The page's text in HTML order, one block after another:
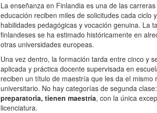
La enseñanza en Finlandia es una de las
educación reciben miles de solicitudes cada
habilidades pedagógicas y vocación genuina. La
finlandeses se ha estimado históricamente en
otras universidades europeas.
Una vez dentro, la formación tarda entre cinco y
aplicada y práctica docente supervisada en
reciben un título de maestría que les da el
universitario. No hay categorías de segunda clase:
preparatoria, tienen maestría, con la única
licenciatura.